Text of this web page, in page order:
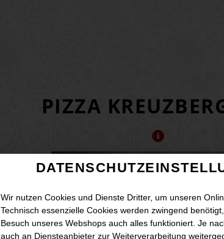
PIZZA
Wir nutzen Cookies und Dienste Dritter, um unseren
Technisch essenzielle Cookies werden zwingend
Besuch unseres Webshops auch alles funktioniert. Je
auch an Diensteanbieter zur Weiterverarbeitung